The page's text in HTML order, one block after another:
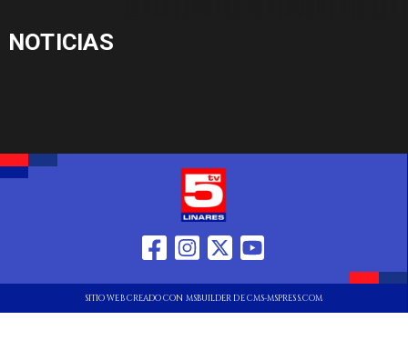
NOTICIAS
SITIO WEB CREADO CON MSBUILDER DE CMS-MSPRESS.COM